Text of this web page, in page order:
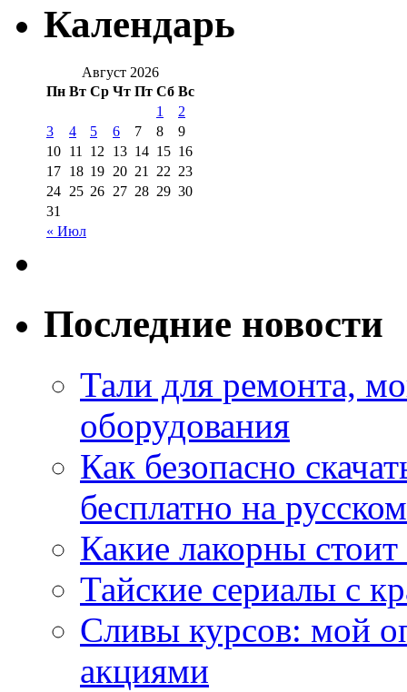
Календарь
Август 2026
Пн Вт Ср Чт Пт Сб Вс
« Июл
1
2
3
4 5 6 7 8
9
10 11 12 13 14 15 16
17 18 19 20 21 22 23
24 25 26 27 28 29 30
31
Последние новости
Тали для ремонта,
оборудования
Как безопасно
бесплатно на
Какие лакорны
Тайские сериалы с
Сливы курсов: мой
акциями